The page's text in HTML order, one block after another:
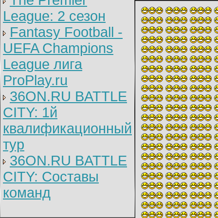
League: 2 cезон
Fantasy Football -
UEFA Champions
League лига
ProPlay.ru
36ON.RU BATTLE
CITY: 1й
квалификационный
тур
36ON.RU BATTLE
CITY: Составы
команд